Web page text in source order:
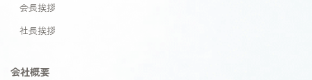
会長挨拶
社長挨拶
会社概要